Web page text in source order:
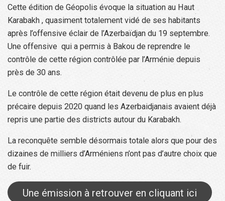
Cette édition de Géopolis évoque la situation au Haut
Karabakh , quasiment totalement vidé de ses habitants
après l’offensive éclair de l’Azerbaïdjan du 19 septembre.
Une offensive qui a permis à Bakou de reprendre le
contrôle de cette région contrôlée par l’Arménie depuis
près de 30 ans.
Le contrôle de cette région était devenu de plus en plus
précaire depuis 2020 quand les Azerbaidjanais avaient déjà
repris une partie des districts autour du Karabakh.
La reconquête semble désormais totale alors que pour des
dizaines de milliers d’Arméniens n’ont pas d’autre choix que
de fuir.
Une émission à retrouver en cliquant ici